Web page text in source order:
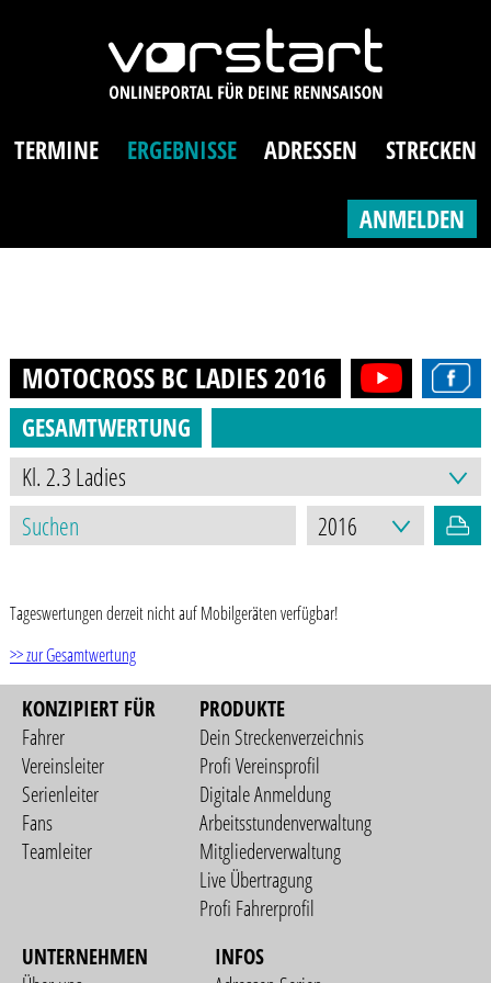
TERMINE ERGEBNISSE ADRESSEN STRECKEN
ANMELDEN
MOTOCROSS BC LADIES2016
GESAMTWERTUNG
Tageswertungen derzeit nicht auf Mobilgeräten verfügbar!
>> zur Gesamtwertung
KONZIPIERT FÜR
Fahrer
Vereinsleiter
Serienleiter
Fans
Teamleiter
PRODUKTE
Dein Streckenverzeichnis
Profi Vereinsprofil
Digitale Anmeldung
Arbeitsstundenverwaltung
Mitgliederverwaltung
Live Übertragung
Profi Fahrerprofil
UNTERNEHMEN
INFOS